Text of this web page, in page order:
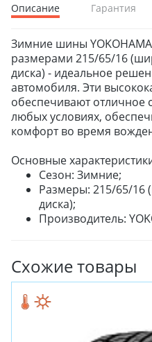
Описание Гарантия
Зимние шины
размерами 215/65/16
диска) - идеальное
автомобиля. Эти
обеспечивают отличное
любых условиях,
комфорт во время
Основные
Сезон: Зимние;
Размеры: 215/65/16
диска);
Производитель:
Схожие товары